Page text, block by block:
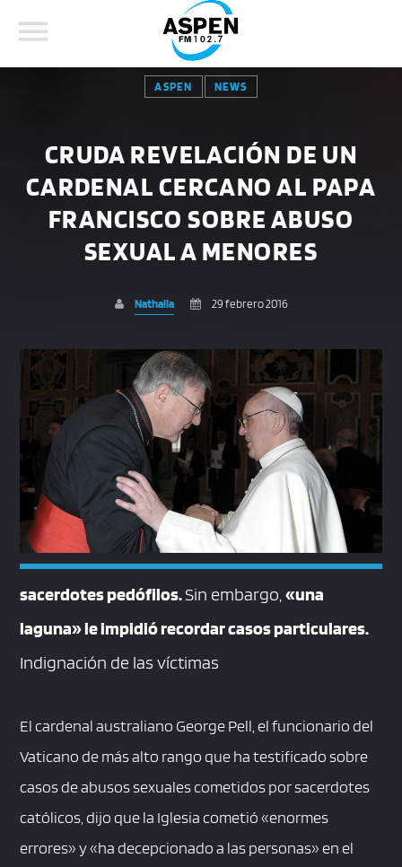
BUSCAR EN EL SITIO:
COMPARTE ESTA PÁGINA EN:
Whatsapp
ASPEN NEWS
CRUDA REVELACIÓN DE UN
CARDENAL CERCANO AL PAPA
FRANCISCO SOBRE ABUSO
SEXUAL A MENORES
Nathalia 29 febrero 2016
sacerdotes pedófilos.Sin embargo,«una
laguna» le impidió recordar casos particulares.
Indignación de las víctimas
El cardenal australiano George Pell, el funcionario del
Vaticano de más alto rango que ha testificado sobre
casos de abusos sexuales cometidos por sacerdotes
católicos, dijo que la Iglesia cometió «enormes
errores» y «ha decepcionado a las personas» en el